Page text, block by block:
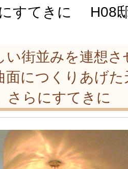
すてきに H08
い街並みを連想さ
面につくりあげた
さらにすてきに